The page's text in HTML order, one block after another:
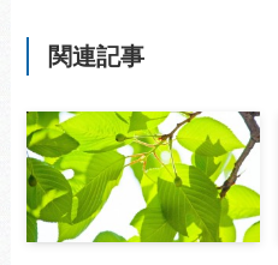
関連記事